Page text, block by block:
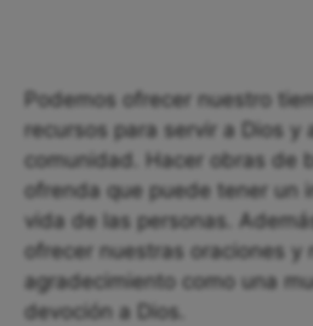
Podemos ofrecer nuestro
recursos para servir a Dios y
comunidad. Hacer obras de
ofrenda que puede tener un
vida de las personas.
ofrecer nuestras oraciones y
agradecimiento como una
devoción a Dios.